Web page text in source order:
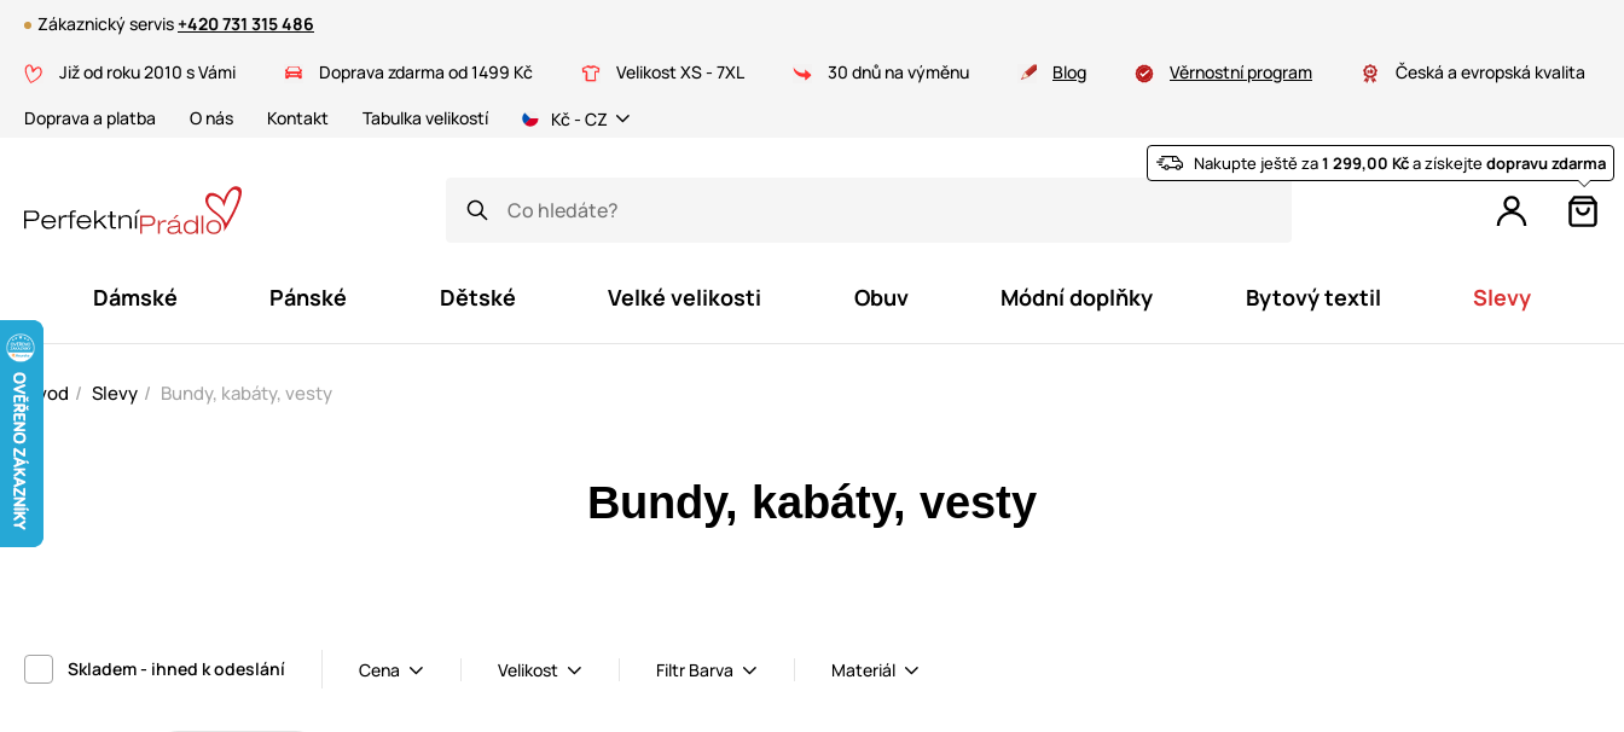
Zákaznický servis+420 731 315 486
Již od roku 2010 s Vámi Doprava zdarma od 1499 Kč Velikost XS - 7XL 30 dnů na výměnu Blog Věrnostní program
Česká a evropská kvalita
Doprava a platba
O nás Kontakt Tabulka velikostí Kč - CZ
Nakupte ještě za1 299,00 Kča získejtedopravu zdarma
Dámské Pánské Dětské Velké velikosti Obuv Módní doplňky Bytový textil Slevy
Úvod Slevy Bundy, kabáty, vesty
Bundy, kabáty, vesty
Skladem - ihned k odeslání Cena Velikost Filtr Barva Materiál